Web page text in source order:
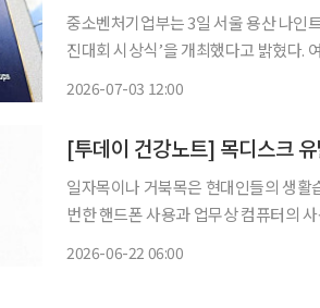
중소벤처기업부는 3일 서울 용산 나인
진대회 시상식’을 개최했다고 밝혔다. 여성창업경진대회는 우수한 아이디어와 사업 구상을
2026-07-03 12:00
일자목이나 거북목은 현대인들의 생
번한 핸드폰 사용과 업무상 컴퓨터의
2026-06-22 06:00